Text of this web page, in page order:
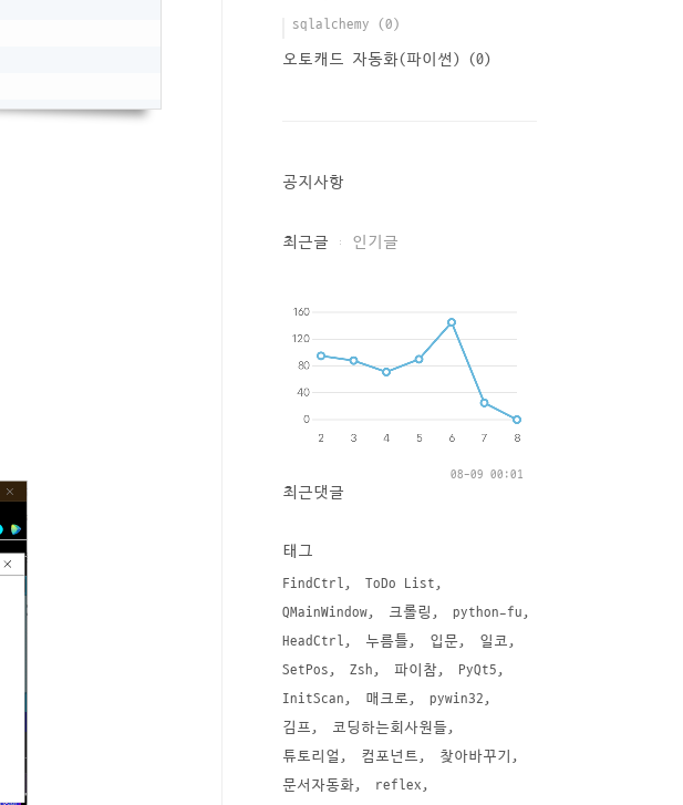
sqlalchemy (0)
오토캐드 자동화(파이썬) (0)
공지사항
최근글 인기글
08-09 00:01
최근댓글
태그
FindCtrl
ToDo List
QMainWindow
크롤링
python-fu
HeadCtrl
누름틀 입문
일코
SetPos
Zsh 파이참
PyQt5
InitScan
매크로
pywin32
김프
코딩하는회사원들
튜토리얼
컴포넌트
찾아바꾸기
문서자동화
reflex